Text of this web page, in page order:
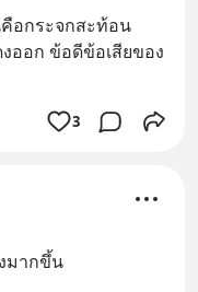
อกระจกสะท้อน
ออก ข้อดีข้อเสียของ
3
มากขึ้น